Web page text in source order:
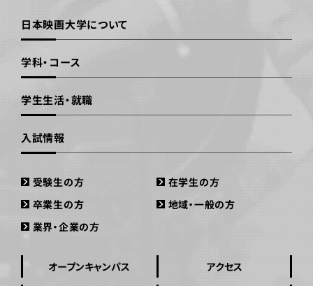
日本映画大学について
学科・コース
学生生活・就職
入試情報
受験生の方
在学生の方
卒業生の方
地域・一般の方
業界・企業の方
オープンキャンパス アクセス